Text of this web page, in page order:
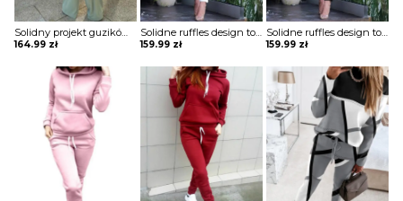
Solidny projekt guzików codzienny top i zestawy spodni z wysokim stanem komplet Yen
164.99 zł
Solidne ruffles design top i zestawy obcisłych ołówkowych spodni komplet Henrika
159.99 zł
Solidne ruffles design top i zestawy obcisłych ołówkowych spodni komplet Henrika
159.99 zł